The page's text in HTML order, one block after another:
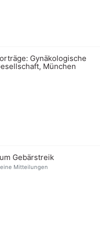
Gynäkologische
München
Gebärstreik
Mitteilungen